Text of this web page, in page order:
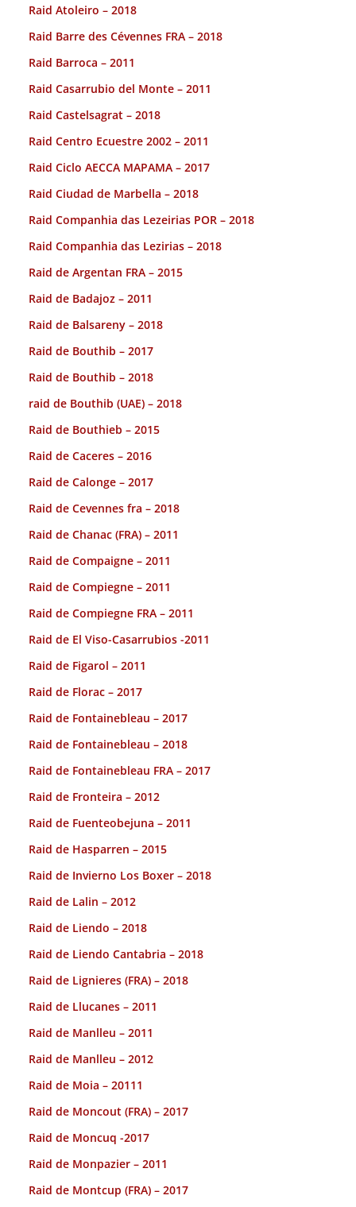
Raid Atoleiro – 2018
Raid Barre des Cévennes FRA – 2018
Raid Barroca – 2011
Raid Casarrubio del Monte – 2011
Raid Castelsagrat – 2018
Raid Centro Ecuestre 2002 – 2011
Raid Ciclo AECCA MAPAMA – 2017
Raid Ciudad de Marbella – 2018
Raid Companhia das Lezeirias POR – 2018
Raid Companhia das Lezirias – 2018
Raid de Argentan FRA – 2015
Raid de Badajoz – 2011
Raid de Balsareny – 2018
Raid de Bouthib – 2017
Raid de Bouthib – 2018
raid de Bouthib (UAE) – 2018
Raid de Bouthieb – 2015
Raid de Caceres – 2016
Raid de Calonge – 2017
Raid de Cevennes fra – 2018
Raid de Chanac (FRA) – 2011
Raid de Compaigne – 2011
Raid de Compiegne – 2011
Raid de Compiegne FRA – 2011
Raid de El Viso-Casarrubios -2011
Raid de Figarol – 2011
Raid de Florac – 2017
Raid de Fontainebleau – 2017
Raid de Fontainebleau – 2018
Raid de Fontainebleau FRA – 2017
Raid de Fronteira – 2012
Raid de Fuenteobejuna – 2011
Raid de Hasparren – 2015
Raid de Invierno Los Boxer – 2018
Raid de Lalin – 2012
Raid de Liendo – 2018
Raid de Liendo Cantabria – 2018
Raid de Lignieres (FRA) – 2018
Raid de Llucanes – 2011
Raid de Manlleu – 2011
Raid de Manlleu – 2012
Raid de Moia – 20111
Raid de Moncout (FRA) – 2017
Raid de Moncuq -2017
Raid de Monpazier – 2011
Raid de Montcup (FRA) – 2017